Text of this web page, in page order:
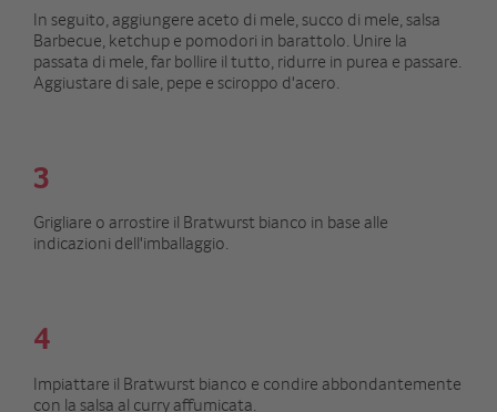
In seguito, aggiungere aceto di mele, succo di mele, salsa
Barbecue, ketchup e pomodori in barattolo. Unire la
passata di mele, far bollire il tutto, ridurre in purea e passare.
Aggiustare di sale, pepe e sciroppo d'acero.
3
Grigliare o arrostire il Bratwurst bianco in base alle
indicazioni dell'imballaggio.
4
Impiattare il Bratwurst bianco e condire abbondantemente
con la salsa al curry affumicata.